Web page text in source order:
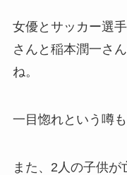
女優とサッカー選
さんと稲本潤一さ
ね。
一目惚れという噂も
また、2人の子供